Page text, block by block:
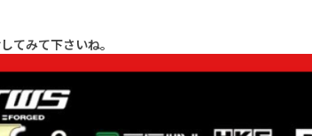
てみて下さいね。